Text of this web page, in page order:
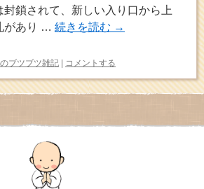
鎖されて、新しい入り口から上
があり … 続きを読む →
ブツブツ雑記 | コメントする